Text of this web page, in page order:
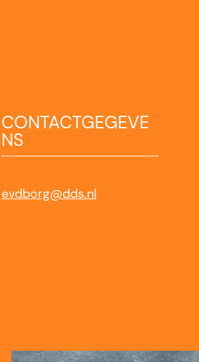
CONTACTGEGEVE
NS
evdborg@dds.nl